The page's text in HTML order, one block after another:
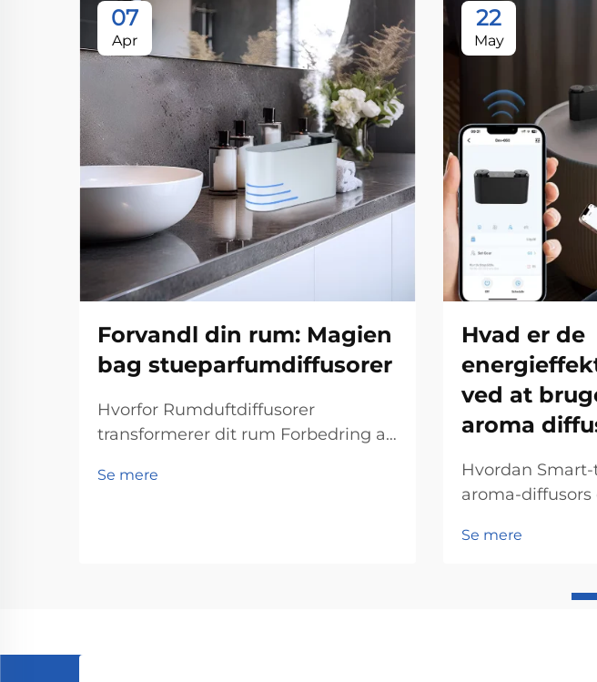
07
Apr
Forvandl din rum: Magien
bag stueparfumdiffusorer
Hvorfor Rumduftdiffusorer
transformerer dit rum Forbedring af
Rumduftdiffusorer hjælper virkelig
Se mere
22
May
Hvad er de
ved at
aroma
Hvordan
aroma-
strømstyring
diffusorer gør
Se mere